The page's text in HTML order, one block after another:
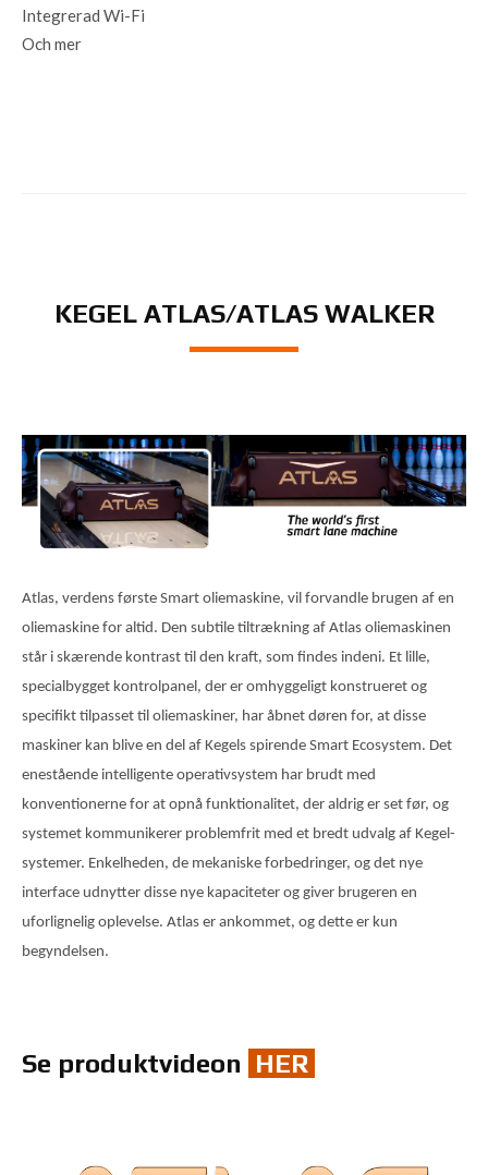
Integrerad Wi-Fi
Och mer
KEGEL ATLAS/ATLAS WALKER
Atlas, verdens første Smart oliemaskine, vil forvandle brugen af en
oliemaskine for altid. Den subtile tiltrækning af Atlas oliemaskinen
står i skærende kontrast til den kraft, som findes indeni. Et lille,
specialbygget kontrolpanel, der er omhyggeligt konstrueret og
specifikt tilpasset til oliemaskiner, har åbnet døren for, at disse
maskiner kan blive en del af Kegels spirende Smart Ecosystem. Det
enestående intelligente operativsystem har brudt med
konventionerne for at opnå funktionalitet, der aldrig er set før, og
systemet kommunikerer problemfrit med et bredt udvalg af Kegel-
systemer. Enkelheden, de mekaniske forbedringer, og det nye
interface udnytter disse nye kapaciteter og giver brugeren en
uforlignelig oplevelse. Atlas er ankommet, og dette er kun
begyndelsen.
Se produktvideon HER